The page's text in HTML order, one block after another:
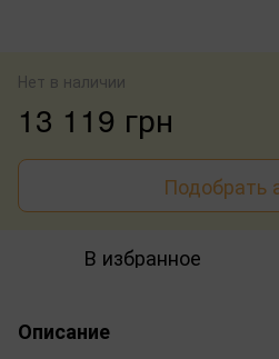
Нет в наличии
13 119 грн
Подобрать
В избранное
Описание